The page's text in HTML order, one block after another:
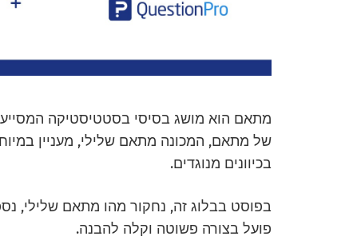
מתאם הוא מושג בסיסי בסטטיסטיקה
של מתאם, המכונה מתאם שלילי, מעניין
בכיוונים מנוגדים.
בפוסט בבלוג זה, נחקור מהו מתאם שלילי,
פועל בצורה פשוטה וקלה להבנה.